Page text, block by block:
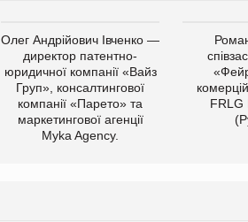
Олег Андрійович Івченко —
директор патентно-
юридичної компанії «Вайз
Груп», консалтингової
компанії «Парето» та
маркетингової агенції
Myka Agency.
FRLG